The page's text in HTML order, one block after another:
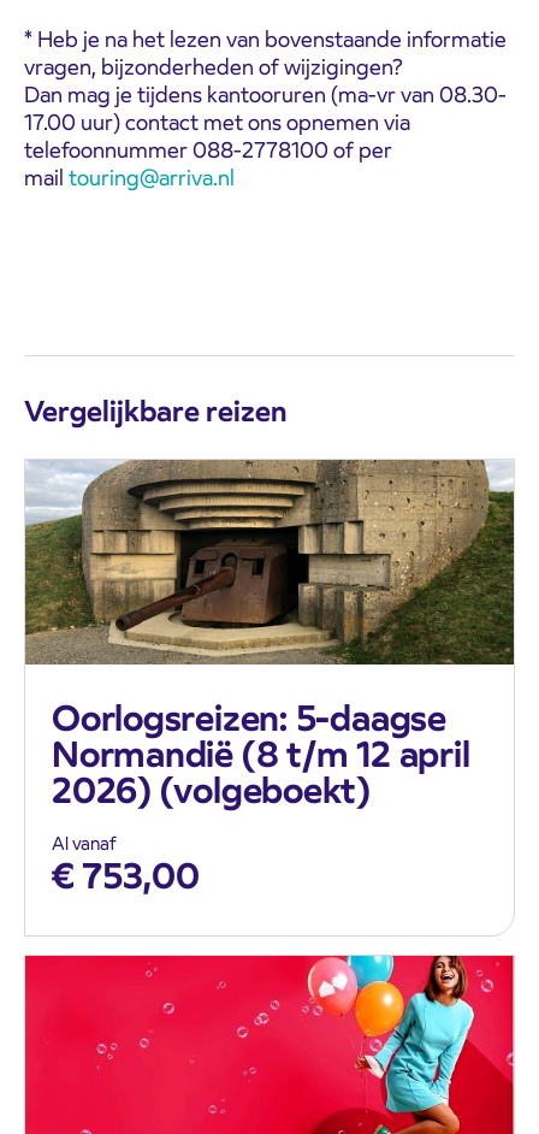
* Heb je na het lezen van bovenstaande informatie
vragen, bijzonderheden of wijzigingen?
Dan mag je tijdens kantooruren (ma-vr van 08.30-
17.00 uur) contact met ons opnemen via
telefoonnummer 088-2778100 of per
mail touring@arriva.nl
Vergelijkbare reizen
Oorlogsreizen: 5-daagse
Normandië (8 t/m 12 april
2026) (volgeboekt)
Al vanaf
€ 753,00